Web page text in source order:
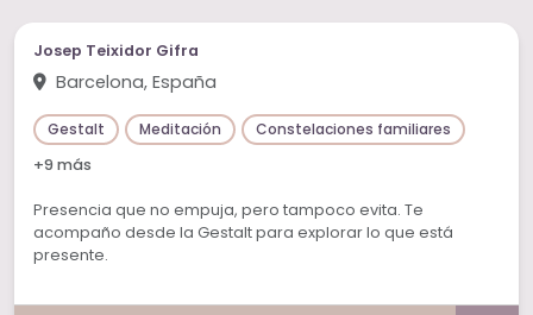
Josep Teixidor Gifra
Barcelona, España
Gestalt Meditación
Constelaciones familiares
+9 más
Presencia que no empuja, pero tampoco evita. Te
acompaño desde la Gestalt para explorar lo que está
presente.